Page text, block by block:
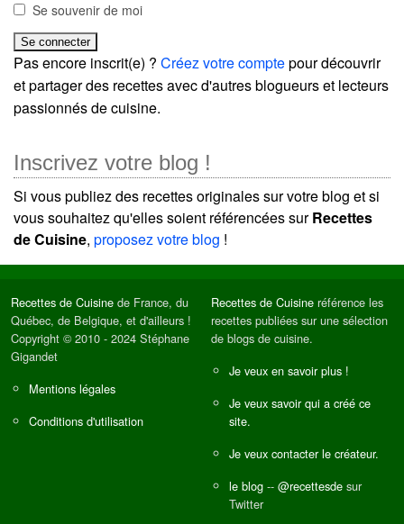
Se souvenir de moi
Pas encore inscrit(e) ? Créez votre comptepour découvrir
et partager des recettes avec d'autres blogueurs et lecteurs
passionnés de cuisine.
Inscrivez votre blog !
Si vous publiez des recettes originales sur votre blog et si
vous souhaitez qu'elles soient référencées surRecettes
de Cuisine, proposez votre blog !
Recettes de Cuisine de France, du
Québec, de Belgique, et d'ailleurs !
Copyright © 2010 - 2024 Stéphane
Gigandet
Mentions légales
Conditions d'utilisation
Recettes de Cuisine référence les
recettes publiées sur une sélection
de blogs de cuisine.
Je veux en savoir plus !
Je veux savoir qui a créé ce
site.
Je veux contacter le créateur.
le blog -- @recettesde sur
Twitter